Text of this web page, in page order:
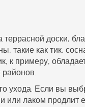
террасной доски,
такие как тик,
к примеру,
ухода. Если вы
или лаком продлит